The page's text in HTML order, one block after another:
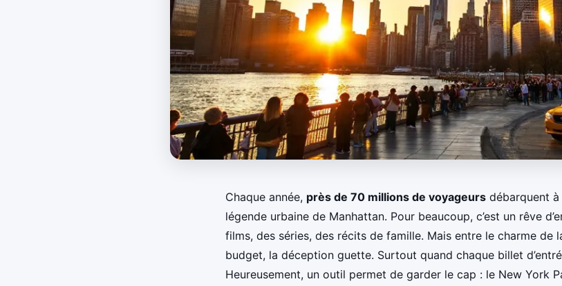
Chaque année, près de 70 millions de voyageurs débarquent
légende urbaine de Manhattan. Pour beaucoup, c’est un rêve
films, des séries, des récits de famille. Mais entre le charme de
budget, la déception guette. Surtout quand chaque billet
Heureusement, un outil permet de garder le cap : le New York